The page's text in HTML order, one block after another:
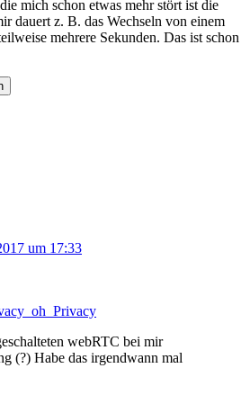
mich schon etwas mehr stört ist die
dauert z. B. das Wechseln von einem
mehrere Sekunden. Das ist schon
um 17:33
webRTC bei mir
(?) Habe das irgendwann mal